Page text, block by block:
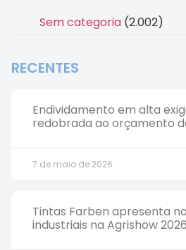
Sem categoria (2.002)
RECENTES
Endividamento em alta
redobrada ao orçamento
7 de maio de 2026
Tintas Farben apresenta
industriais na Agrishow 2026